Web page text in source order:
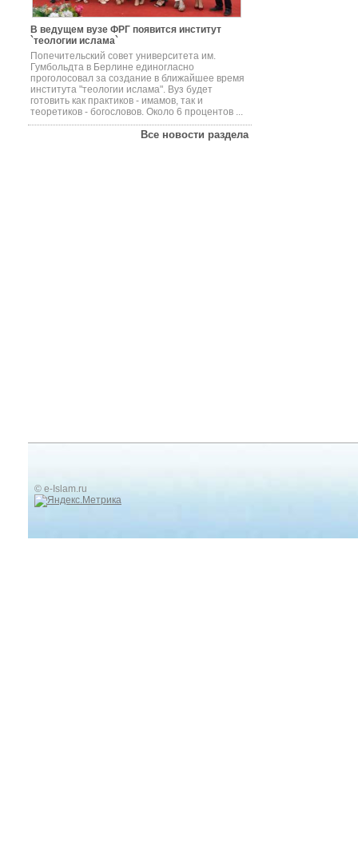
В ведущем вузе ФРГ появится институт
`теологии ислама`
Попечительский совет университета им.
Гумбольдта в Берлине единогласно
проголосовал за создание в ближайшее время
института "теологии ислама". Вуз будет
готовить как практиков - имамов, так и
теоретиков - богословов. Около 6 процентов ...
Все новости раздела
© e-Islam.ru